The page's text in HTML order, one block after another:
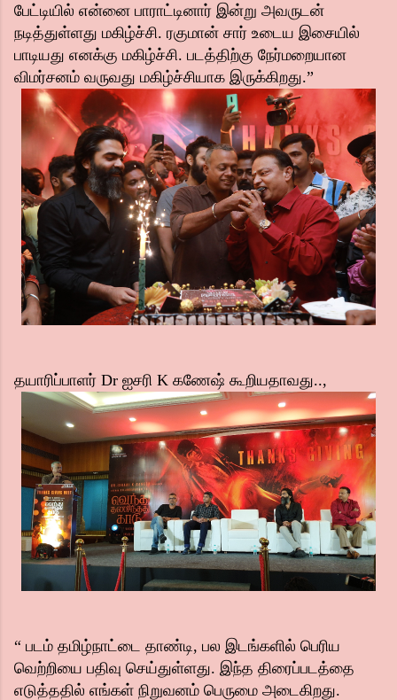
பேட்டியில் என்னை பாராட்டினார் இன்று அவருடன்
நடித்துள்ளது மகிழ்ச்சி. ரகுமான் சார் உடைய இசையில்
பாடியது எனக்கு மகிழ்ச்சி. படத்திற்கு நேர்மறையான
விமர்சனம் வருவது மகிழ்ச்சியாக இருக்கிறது.”
தயாரிப்பாளர் Dr ஐசரி K கணேஷ் கூறியதாவது..,
“ படம் தமிழ்நாட்டை தாண்டி, பல இடங்களில் பெரிய
வெற்றியை பதிவு செய்துள்ளது. இந்த திரைப்படத்தை
எடுத்ததில் எங்கள் நிறுவனம் பெருமை அடைகிறது.